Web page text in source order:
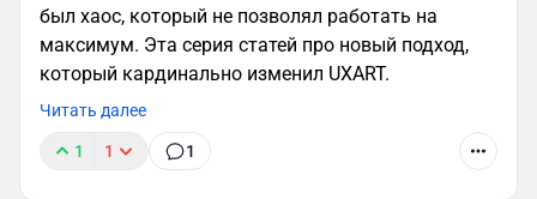
был хаос, который не позволял работать на
максимум. Эта серия статей про новый подход,
который кардинально изменил UXART.
Читать далее
1 1 1